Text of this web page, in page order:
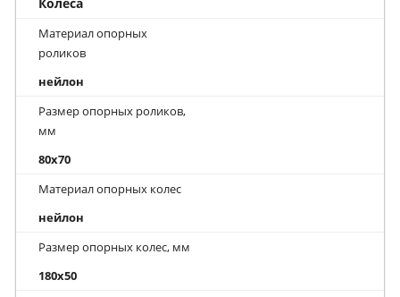
Материал опорных
роликов
нейлон
Размер опорных роликов,
мм
80x70
Материал опорных колес
нейлон
Размер опорных колес, мм
180x50